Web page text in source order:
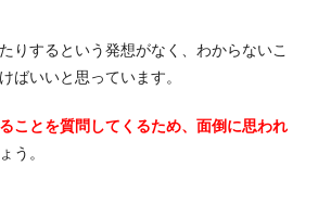
りするという発想がなく、わからないこ
ばいいと思っています。
ことを質問してくるため、面倒に思われ
う。